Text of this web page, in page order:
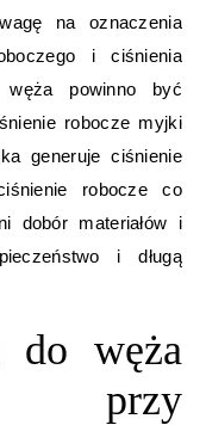
na oznaczenia
i ciśnienia
węża powinno być
robocze myjki
generuje ciśnienie
robocze co
dobór materiałów i
i długą
do węża
przy